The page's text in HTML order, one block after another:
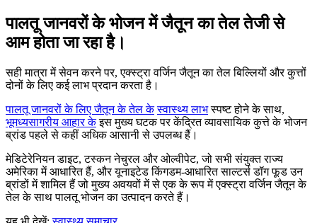
पालतू जानवरों के भोजन में जैतून का तेल तेजी से
आम होता जा रहा है।
सही मात्रा में सेवन करने पर, एक्स्ट्रा वर्जिन जैतून का तेल बिल्लियों और कुत्तों
दोनों के लिए कई लाभ प्रदान करता है।
पालतू जानवरों के लिए जैतून के तेल के स्वास्थ्य लाभस्पष्ट होने के साथ,
भूमध्यसागरीय आहार केइस मुख्य घटक पर केंद्रित व्यावसायिक कुत्ते के भोजन
ब्रांड पहले से कहीं अधिक आसानी से उपलब्ध हैं।
मेडिटेरेनियन डाइट, टस्कन नेचुरल और ओल्वीपेट, जो सभी संयुक्त राज्य
अमेरिका में आधारित हैं, और यूनाइटेड किंगडम-आधारित साल्टर्स डॉग फूड उन
ब्रांडों में शामिल हैं जो मुख्य अवयवों में से एक के रूप में एक्स्ट्रा वर्जिन जैतून के
तेल के साथ पालतू भोजन का उत्पादन करते हैं।